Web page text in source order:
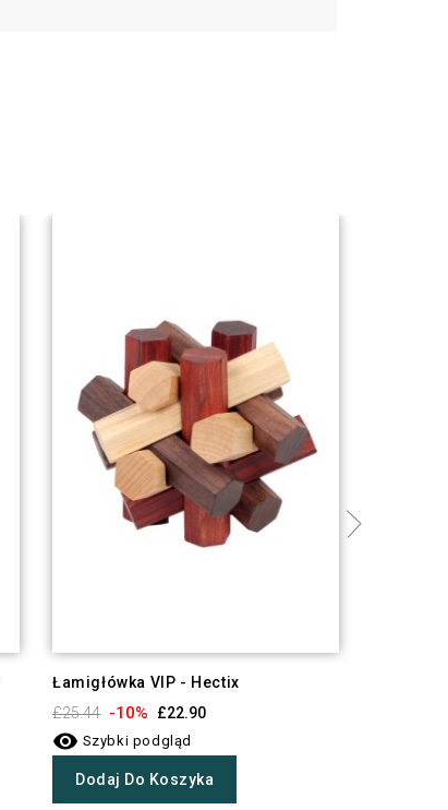
Łamigłówka VIP - Hectix
£25.44 -10% £22.90
 Szybki podgląd
Dodaj Do Koszyka